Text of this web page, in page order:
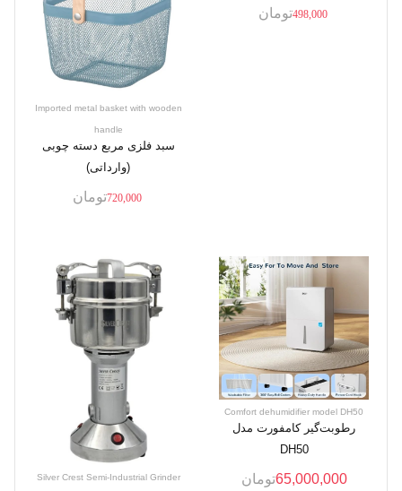
498,000 تومان
Imported metal basket with wooden
handle
سبد فلزی مربع دسته چوبی
(وارداتی)
720,000 تومان
Comfort dehumidifier model DH50
رطوبت‌گیر کامفورت مدل
DH50
65,000,000تومان Silver Crest Semi-Industrial Grinder